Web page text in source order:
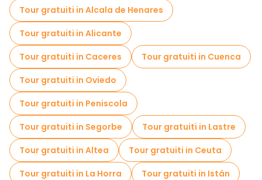
Tour gratuiti in Alcala de Henares
Tour gratuiti in Alicante
Tour gratuiti in Caceres
Tour gratuiti in Cuenca
Tour gratuiti in Oviedo
Tour gratuiti in Peniscola
Tour gratuiti in Segorbe
Tour gratuiti in Lastre
Tour gratuiti in Altea
Tour gratuiti in Ceuta
Tour gratuiti in La Horra
Tour gratuiti in Istán